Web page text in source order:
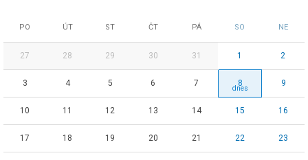
PO ÚT ST ČT PÁ SO NE
27 28 29 30 31 1 2
3 4 5 6 7 8 9
10 11 12 13 14 15 16
17 18 19 20 21 22 23